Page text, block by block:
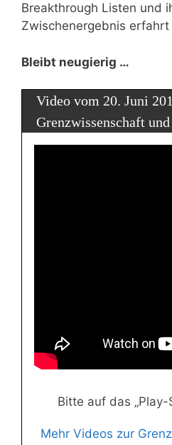
Breakthrough Listen und
Zwischenergebnis
Bleibt neugierig …
Video vom 20. Juni
Grenzwissenschaft
Bitte auf das „Play-
Mehr Videos zur